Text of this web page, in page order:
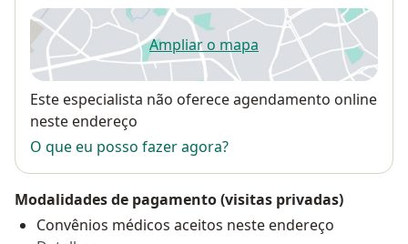
Ampliar o mapaabre num novo separador
Disponibilidade
Este especialista não oferece agendamento online
neste endereço
O que eu posso fazer agora?
Modalidades de pagamento (visitas privadas)
Convênios médicos aceitos neste endereço